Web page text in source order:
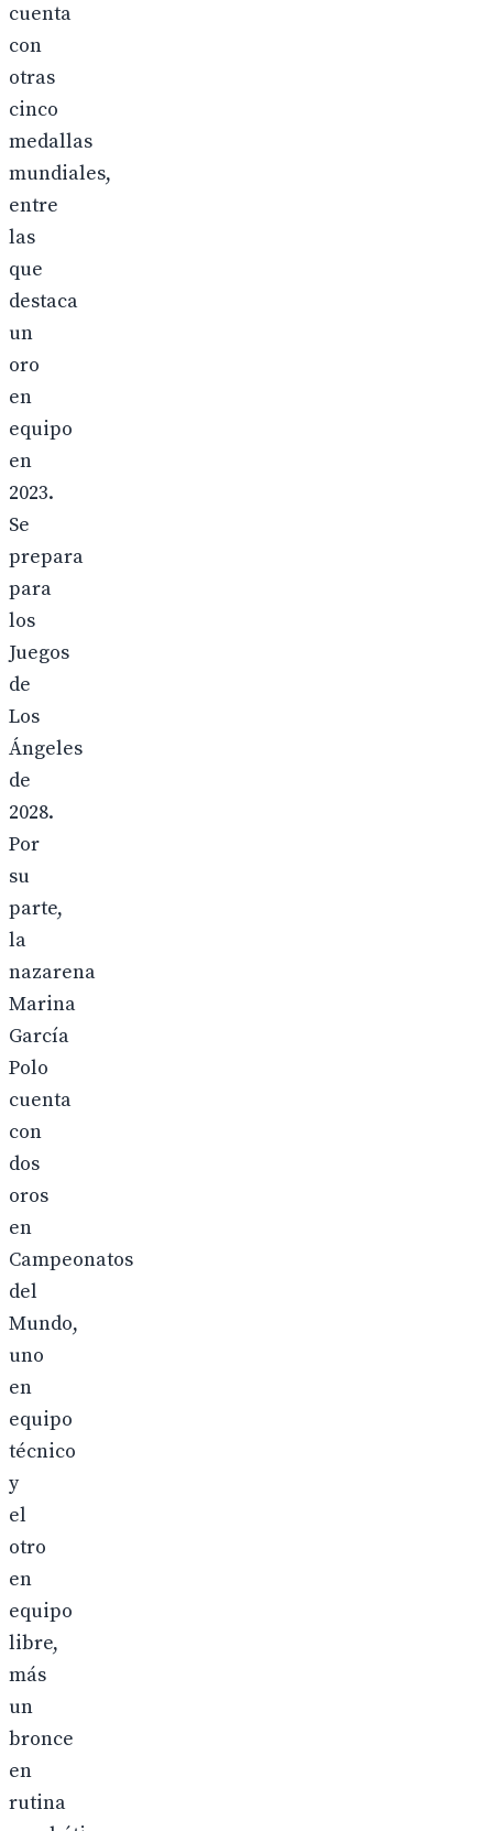
cuenta
con
otras
cinco
medallas
mundiales,
entre
las
que
destaca
un
oro
en
equipo
en
2023.
Se
prepara
para
los
Juegos
de
Los
Ángeles
de
2028.
Por
su
parte,
la
nazarena
Marina
García
Polo
cuenta
con
dos
oros
en
Campeonatos
del
Mundo,
uno
en
equipo
técnico
y
el
otro
en
equipo
libre,
más
un
bronce
en
rutina